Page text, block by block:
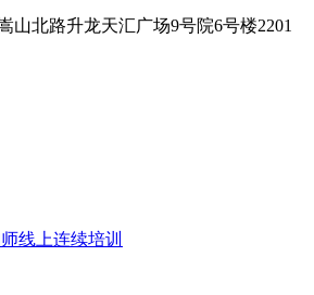
山北路升龙天汇广场9号院6号楼2201
线上连续培训